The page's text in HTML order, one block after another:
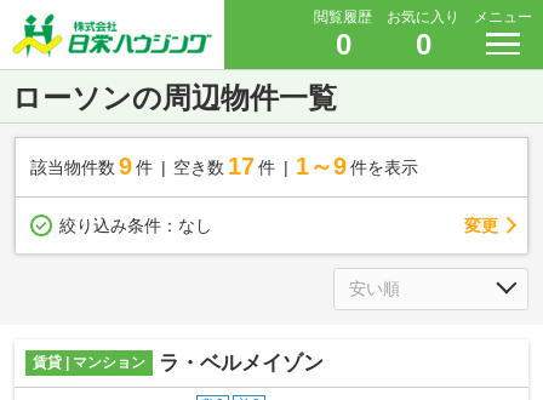
閲覧履歴
0
お気に入り
0
メニュー
ローソンの周辺物件一覧
該当物件数 9件 空き数 17 件 1～9 件を表示
絞り込み条件： なし 変更
賃貸 | マンション ラ・ベルメイゾン